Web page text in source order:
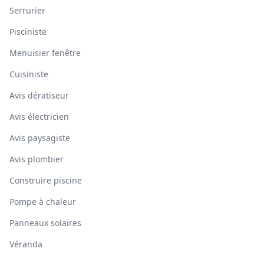
Serrurier
Pisciniste
Menuisier fenêtre
Cuisiniste
Avis dératiseur
Avis électricien
Avis paysagiste
Avis plombier
Construire piscine
Pompe à chaleur
Panneaux solaires
Véranda